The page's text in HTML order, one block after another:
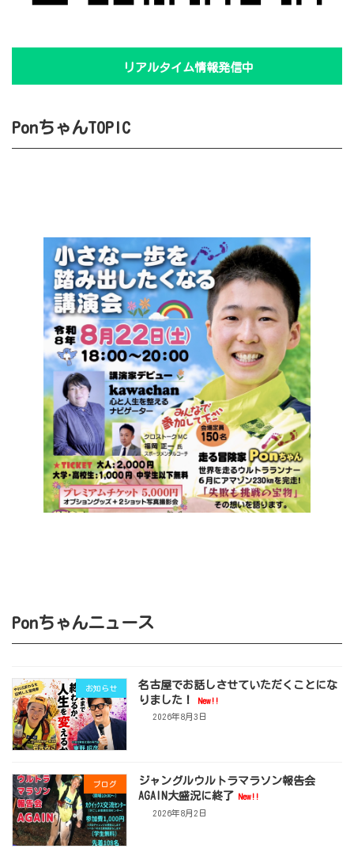
リアルタイム情報発信中
PonちゃんTOPIC
Ponちゃんニュース
お知らせ
名古屋でお話しさせていただくことにな
りました！
New!!
2026年8月3日
ブログ
ジャングルウルトラマラソン報告会
AGAIN大盛況に終了 New!!
2026年8月2日